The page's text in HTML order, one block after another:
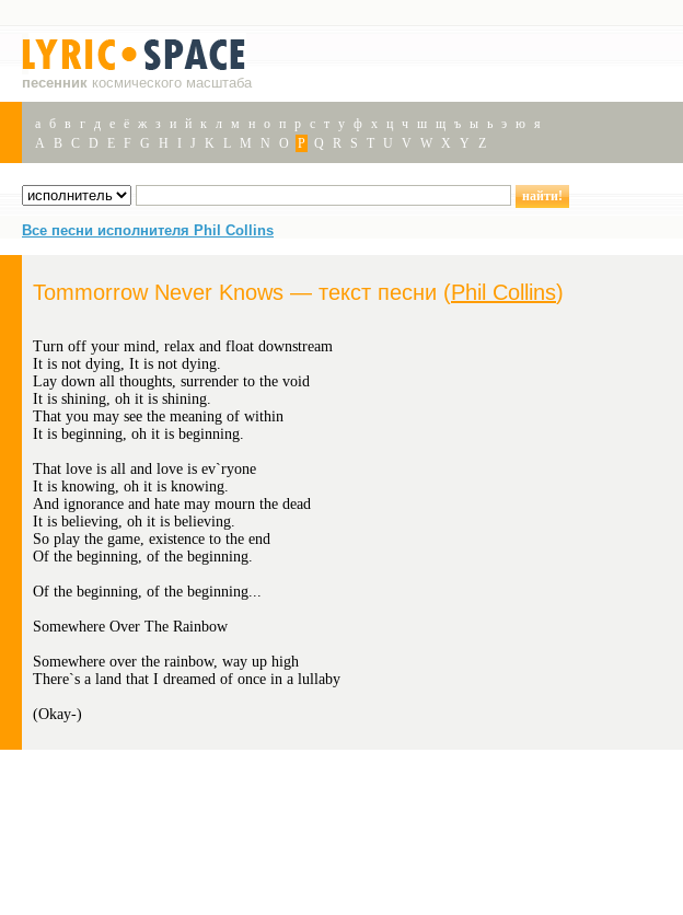
песенник космического масштаба
а б в г д е ё ж з и й к л м н о п р с т у ф х ц ч ш щ ъ ы ь э ю я
A
B C D E F G H J K L M N O P Q R S T U V W X Y Z
Все песни исполнителя Phil Collins
Tommorrow Never Knows — текст песни (Phil Collins)
Turn off your mind, relax and float downstream
It is not dying, It is not dying.
Lay down all thoughts, surrender to the void
It is shining, oh it is shining.
That you may see the meaning of within
It is beginning, oh it is beginning.
That love is all and love is ev`ryone
It is knowing, oh it is knowing.
And ignorance and hate may mourn the dead
It is believing, oh it is believing.
So play the game, existence to the end
Of the beginning, of the beginning.
Of the beginning, of the beginning...
Somewhere Over The Rainbow
Somewhere over the rainbow, way up high
There`s a land that I dreamed of once in a lullaby
(Okay-)